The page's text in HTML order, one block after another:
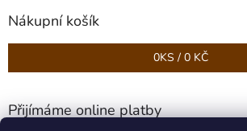
Nákupní košík
0KS / 0 KČ
Přijímáme online platby